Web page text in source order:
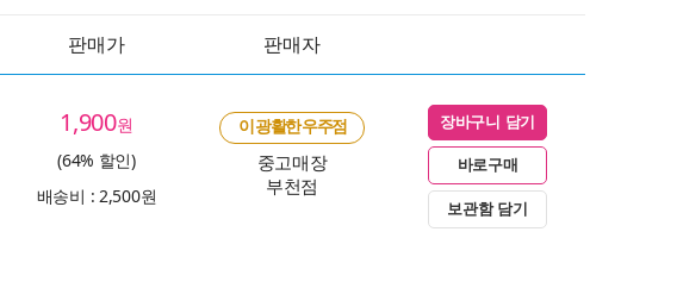
판매가 판매자
1,900원
(64% 할인)
배송비 : 2,500원
이 광활한 우주점
중고매장
부천점
장바구니 담기
바로구매
보관함 담기